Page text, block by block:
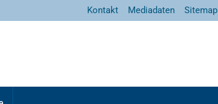
Kontakt Mediadaten Sitemap